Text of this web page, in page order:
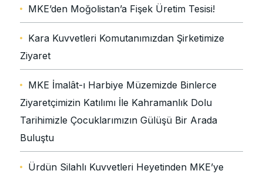
MKE’den Moğolistan’a Fişek Üretim Tesisi!
Kara Kuvvetleri Komutanımızdan Şirketimize
Ziyaret
MKE İmalât-ı Harbiye Müzemizde Binlerce
Ziyaretçimizin Katılımı İle Kahramanlık Dolu
Tarihimizle Çocuklarımızın Gülüşü Bir Arada
Buluştu
Ürdün Silahlı Kuvvetleri Heyetinden MKE’ye